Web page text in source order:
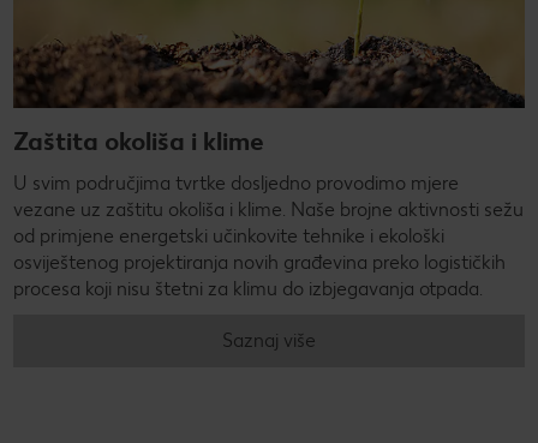
Zaštita okoliša i klime
U svim područjima tvrtke dosljedno provodimo mjere
vezane uz zaštitu okoliša i klime. Naše brojne aktivnosti sežu
od primjene energetski učinkovite tehnike i ekološki
osviještenog projektiranja novih građevina preko logističkih
procesa koji nisu štetni za klimu do izbjegavanja otpada.
Saznaj više